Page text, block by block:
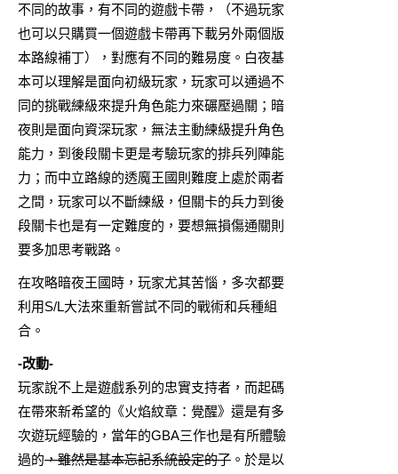
不同的故事，有不同的遊戲卡帶，（不過玩家
也可以只購買一個遊戲卡帶再下載另外兩個版
本路線補丁），對應有不同的難易度。白夜基
本可以理解是面向初級玩家，玩家可以通過不
同的挑戰練級來提升角色能力來碾壓過關；暗
夜則是面向資深玩家，無法主動練級提升角色
能力，到後段關卡更是考驗玩家的排兵列陣能
力；而中立路線的透魔王國則難度上處於兩者
之間，玩家可以不斷練級，但關卡的兵力到後
段關卡也是有一定難度的，要想無損傷通關則
要多加思考戰路。
在攻略暗夜王國時，玩家尤其苦惱，多次都要
利用S/L大法來重新嘗試不同的戰術和兵種組
合。
-改動-
玩家說不上是遊戲系列的忠實支持者，而起碼
在帶來新希望的 《火焰紋章：覺醒》 還是有多
次遊玩經驗的，當年的GBA三作也是有所體驗
過的，雖然是基本忘記系統設定的了 。於是以